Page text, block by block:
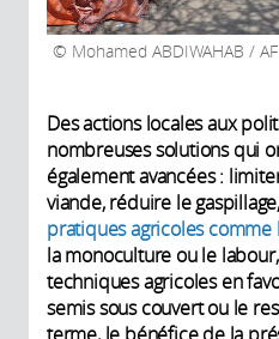
Mohamed ABDIWAHAB /
Des actions locales aux
nombreuses solutions qui
également avancées :
viande, réduire le
pratiques agricoles
la monoculture ou le
techniques agricoles en
semis sous couvert ou le
terme, le bénéfice de la